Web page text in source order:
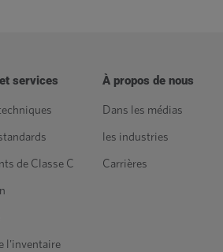
services
de Classe C
l'inventaire
À propos de nous
Dans les médias
les industries
Carrières